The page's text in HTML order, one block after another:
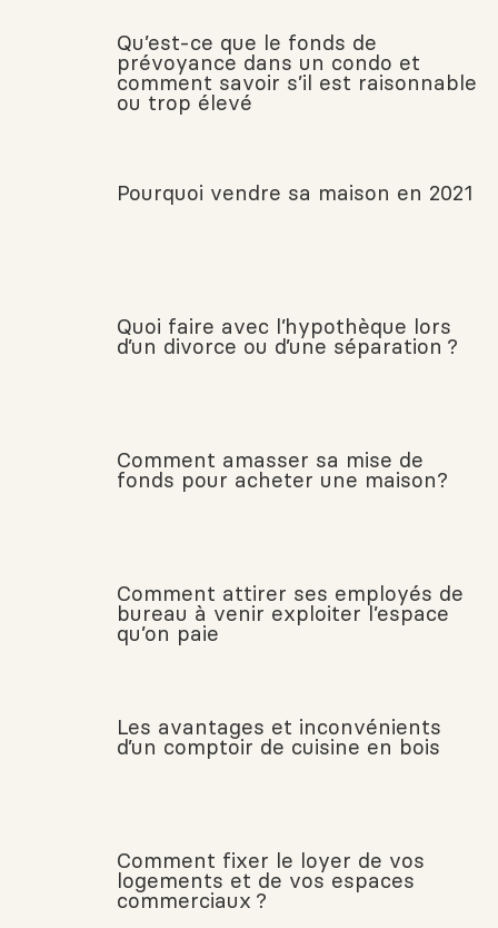
Qu’est-ce que le fonds de
prévoyance dans un condo et
comment savoir s’il est raisonnable
ou trop élevé
Pourquoi vendre sa maison en 2021
Quoi faire avec l’hypothèque lors
d’un divorce ou d’une séparation ?
Comment amasser sa mise de
fonds pour acheter une maison?
Comment attirer ses employés de
bureau à venir exploiter l’espace
qu’on paie
Les avantages et inconvénients
d’un comptoir de cuisine en bois
Comment fixer le loyer de vos
logements et de vos espaces
commerciaux ?